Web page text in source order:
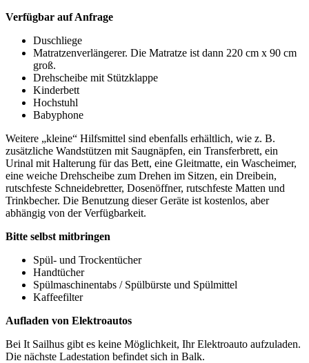
Verfügbar auf Anfrage
Duschliege
Matratzenverlängerer. Die Matratze ist dann 220 cm x 90 cm
groß.
Drehscheibe mit Stützklappe
Kinderbett
Hochstuhl
Babyphone
Weitere „kleine“ Hilfsmittel sind ebenfalls erhältlich, wie z. B.
zusätzliche Wandstützen mit Saugnäpfen, ein Transferbrett, ein
Urinal mit Halterung für das Bett, eine Gleitmatte, ein Wascheimer,
eine weiche Drehscheibe zum Drehen im Sitzen, ein Dreibein,
rutschfeste Schneidebretter, Dosenöffner, rutschfeste Matten und
Trinkbecher. Die Benutzung dieser Geräte ist kostenlos, aber
abhängig von der Verfügbarkeit.
Bitte selbst mitbringen
Spül- und Trockentücher
Handtücher
Spülmaschinentabs / Spülbürste und Spülmittel
Kaffeefilter
Aufladen von Elektroautos
Bei It Sailhus gibt es keine Möglichkeit, Ihr Elektroauto aufzuladen.
Die nächste Ladestation befindet sich in Balk.